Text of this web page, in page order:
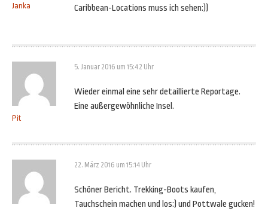
Janka
Caribbean-Locations muss ich sehen:))
Pit
5. Januar 2016 um 15:42 Uhr
Wieder einmal eine sehr detaillierte Reportage.
Eine außergewöhnliche Insel.
22. März 2016 um 15:14 Uhr
Schöner Bericht. Trekking-Boots kaufen,
Tauchschein machen und los:) und Pottwale gucken!